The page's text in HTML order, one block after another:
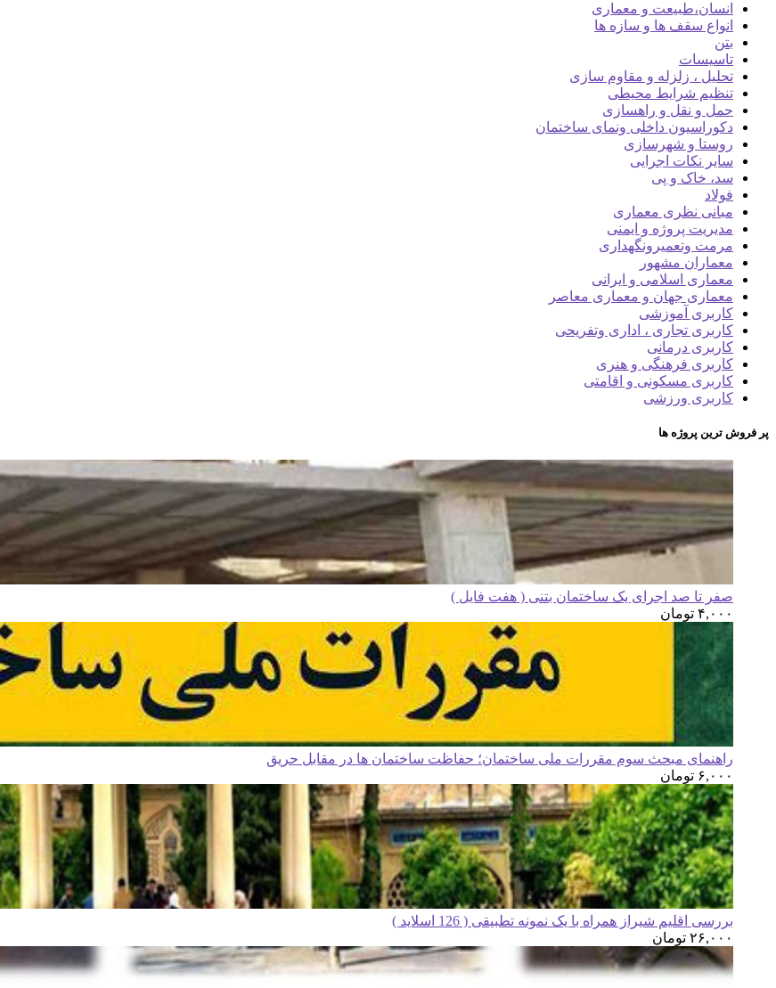
انسان،طبیعت و معماری
انواع سقف ها و سازه ها
بتن
تاسیسات
تحلیل ، زلزله و مقاوم سازی
تنظیم شرایط محیطی
حمل و نقل و راهسازی
دکوراسیون داخلی ونمای ساختمان
روستا و شهرسازی
سایر نکات اجرایی
سد، خاک و پی
فولاد
مبانی نظری معماری
مدیریت پروژه و ایمنی
مرمت وتعمیرونگهداری
معماران مشهور
معماری اسلامی و ایرانی
معماری جهان و معماری معاصر
کاربری آموزشی
کاربری تجاری ، اداری وتفریحی
کاربری درمانی
کاربری فرهنگی و هنری
کاربری مسکونی و اقامتی
کاربری ورزشی
پر فروش ترین پروژه ها
صفر تا صد اجرای یک ساختمان بتنی ( هفت فایل )
۴,۰۰۰ تومان
راهنمای مبحث سوم مقررات ملی ساختمان؛ حفاظت ساختمان ها در مقابل حریق
۶,۰۰۰ تومان
بررسی اقلیم شیراز همراه با یک نمونه تطبیقی ( 126 اسلاید )
۲۶,۰۰۰ تومان